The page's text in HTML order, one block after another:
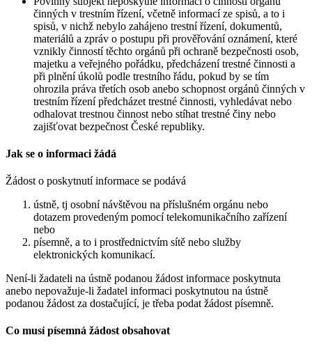
činných v trestním řízení, včetně informací ze spisů, a to i
spisů, v nichž nebylo zahájeno trestní řízení, dokumentů,
materiálů a zpráv o postupu při prověřování oznámení, které
vznikly činností těchto orgánů při ochraně bezpečnosti osob,
majetku a veřejného pořádku, předcházení trestné činnosti a
při plnění úkolů podle trestního řádu, pokud by se tím
ohrozila práva třetích osob anebo schopnost orgánů činných v
trestním řízení předcházet trestné činnosti, vyhledávat nebo
odhalovat trestnou činnost nebo stíhat trestné činy nebo
zajišťovat bezpečnost České republiky.
Jak se o informaci žádá
Žádost o poskytnutí informace se podává
ústně, tj osobní návštěvou na příslušném orgánu nebo
dotazem provedeným pomocí telekomunikačního zařízení
nebo
písemně, a to i prostřednictvím sítě nebo služby
elektronických komunikací.
Není-li žadateli na ústně podanou žádost informace poskytnuta
anebo nepovažuje-li žadatel informaci poskytnutou na ústně
podanou žádost za dostačující, je třeba podat žádost písemně.
Co musí písemná žádost obsahovat